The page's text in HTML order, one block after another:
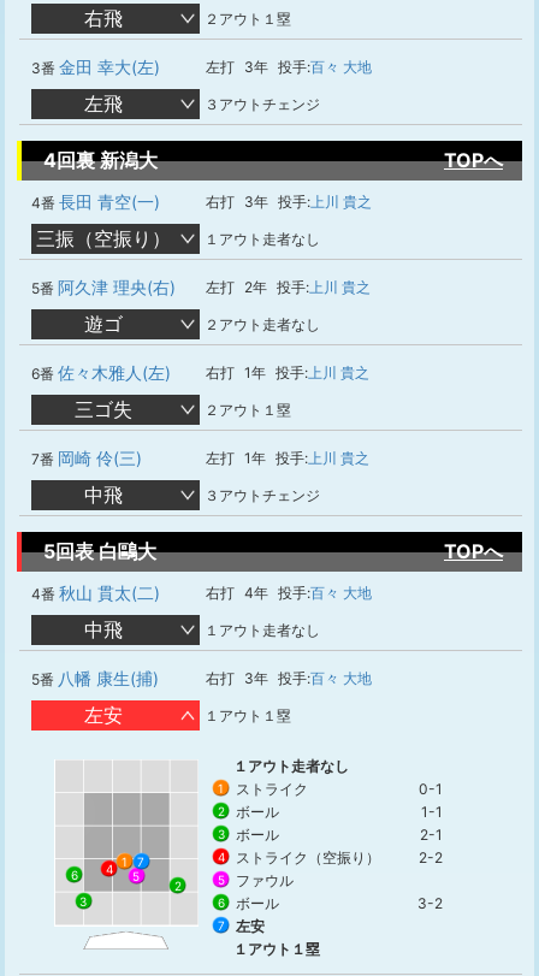
右飛 ２アウト１塁
3番 金田 幸大(左) 左打 3年 投手:百々 大地
左飛 ３アウトチェンジ
4回裏 新潟大 TOPへ
4番 長田 青空(一) 右打 3年 投手:上川 貴之
三振（空振り） １アウト走者なし
5番 阿久津 理央(右) 左打 2年 投手:上川 貴之
遊ゴ ２アウト走者なし
6番 佐々木雅人(左) 右打 1年 投手:上川 貴之
三ゴ失 ２アウト１塁
7番 岡崎 伶(三) 左打 1年 投手:上川 貴之
中飛 ３アウトチェンジ
5回表 白鷗大 TOPへ
4番 秋山 貫太(二) 右打 4年 投手:百々 大地
中飛 １アウト走者なし
5番 八幡 康生(捕) 右打 3年 投手:百々 大地
左安 １アウト１塁
1
2
3
4 5
6
7
１アウト走者なし
1 ストライク 0-1
2 ボール 1-1
3 ボール 2-1
4 ストライク（空振り） 2-2
5 ファウル
6 ボール 3-2
7
左安
１アウト１塁